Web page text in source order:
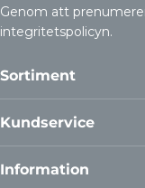
Sortiment
Kundservice
Information
Genom att
integritetspolicyn.